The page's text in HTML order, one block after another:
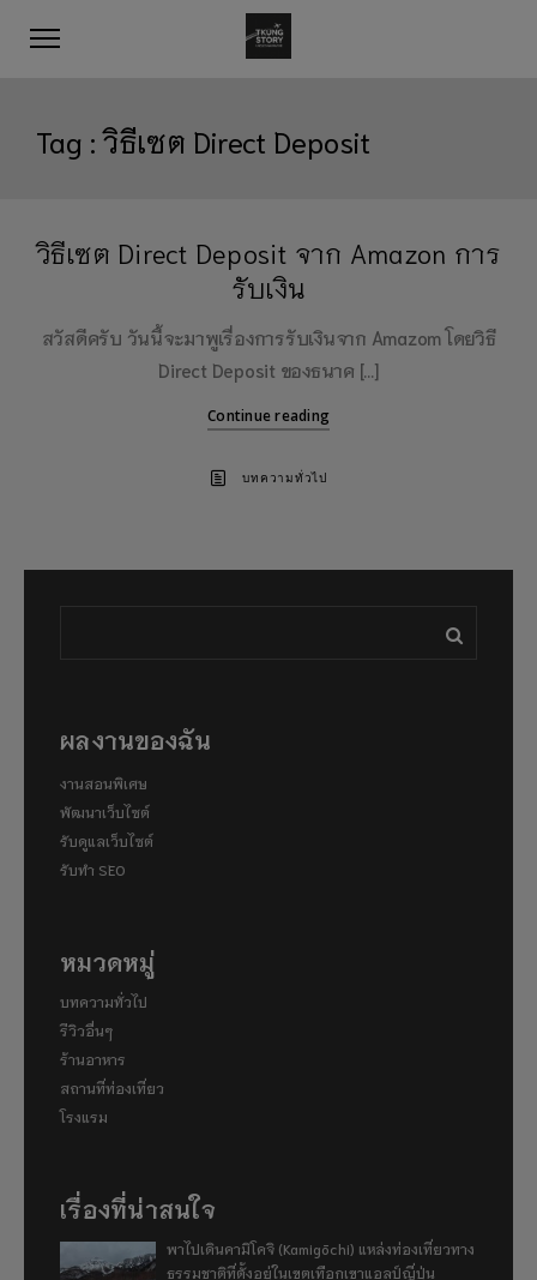
Tag :วิธีเซต Direct Deposit
วิธีเซต Direct Deposit จาก Amazon การ
รับเงิน
สวัสดีครับ วันนี้จะมาพูเรื่องการรับเงินจาก Amazom โดยวิธี
Direct Deposit ของธนาค […]
Continue reading
บทความทั่วไป
ผลงานของฉัน
งานสอนพิเศษ
พัฒนาเว็บไซต์
รับดูแลเว็บไซต์
รับทำ SEO
หมวดหมู่
บทความทั่วไป
รีวิวอื่นๆ
ร้านอาหาร
สถานที่ท่องเที่ยว
โรงแรม
เรื่องที่น่าสนใจ
พาไปเดินคามิโคจิ (Kamigōchi) แหล่งท่องเที่ยวทาง
ธรรมชาติที่ตั้งอยู่ในเขตเทือกเขาแอลป์ญี่ปุ่น